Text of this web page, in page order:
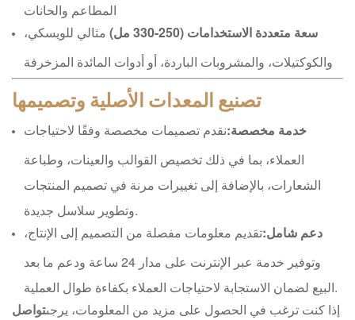
المطاعم والحانات
سعة متعددة الاستخدامات (250-330 مل) مثالي للويسكي،
والكوكتيلات، والمشروبات الباردة، أو أدوات المائدة المزخرفة
تصنيع المعدات الأصلية وتصميمها
خدمة مخصصة:نقدم تصميمات مخصصة وفقًا لاحتياجات
العملاء، بما في ذلك تخصيص القوالب والعينات، وطباعة
الشعارات، بالإضافة إلى تغييرات مرنة في تصميم المنتجات
دعم شامل:تقديم معلومات مفصلة من التصميم إلى الإنتاج،
وتوفير خدمة عبر الإنترنت على مدار 24 ساعة ودعم ما بعد
إذا كنت ترغب في الحصول على مزيد من المعلومات، يرجىتواصل